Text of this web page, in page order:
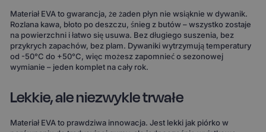
Materiał EVA to gwarancja, że żaden płyn nie wsiąknie w dywanik.
Rozlana kawa, błoto po deszczu, śnieg z butów – wszystko zostaje
na powierzchni i łatwo się usuwa. Bez długiego suszenia, bez
przykrych zapachów, bez plam. Dywaniki wytrzymują temperatury
od -50°C do +50°C, więc możesz zapomnieć o sezonowej
wymianie – jeden komplet na cały rok.
Lekkie, ale niezwykle trwałe
Materiał EVA to prawdziwa innowacja. Jest lekki jak piórko w